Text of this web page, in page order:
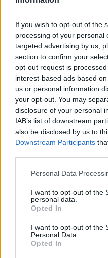
If you wish to opt-out of the
processing of your personal
targeted advertising by us,
section to confirm your
opt-out request is
interest-based ads based
us or personal information
your opt-out. You may
disclosure of your personal
IAB’s list of downstream
also be disclosed by us to
Downstream Participants
Please note that this
not limited to your visit or
grant or deny consent to
use your data for below
consent section.
Personal Data
I want to opt-out of the
personal data.
Opted In
I want to opt-out of the
Personal Data.
Opted In
Ligue 1
Εθνική Ελλάδος
Μουντιάλ 2026
Wyscout Analysis
Ευρώπη
Κόσμος
Mundobasket
Basketaki
Eurobasket
CEV Cup
Μπιτς Βόλεϊ
Ιστιοπλοΐα
Κωπηλασία
Ξιφασκία
Σκοποβολή
Πάλη
Τάε κβον ντο
Τζούντο
Πυγμαχία
Άρση Βαρών
Τεχνολογία
Showbiz
Ανδρέας Δημάτος
Αντώνης Καλκαβούρας
Αντώνης Καρπετόπουλος
Δημήτρης Κατσιώνης
Γιώργος Κούβαρης
Κώστας Νικολακόπουλος
Γιάννης Πάλλας
Νίκος Παπαδογιάννης
Γιώργος Σακελλαρίου
Γιάννης Σερέτης
Σταύρος Σουντουλίδης
Δημήτρης Τομαράς
Γιώργος Τσακίρης
Δημήτρης Τσορμπατζόγλου
GMotion MotoGP
LIVE SCORE
GWOMEN
ΑΘΛΗΤΙΚΗ ΗΧΩ
ΕΚΠΟΜΠΕΣ
GALACTICOS BY
GAZZ FLOOR BY
POLE POSITION BY
ΟΜΑΔΕΣ
ΑΕΚ
Ολυμπιακός
ΠΑΟΚ
Άρης
PODCASTS
gMotion
Gazzetta For Her
Για τον Αλέξανδρο
#GiatonAlki
Η μητρότητα στον πάγκο
GAZZETTA SPECIALS
Unique
Wyscout Analysis
Συνεντεύξεις
Μεγάλη μου Αγάπη
ANI
ΖΩΝΤΑΝΑ
Ολοκληρωση
ANI
5